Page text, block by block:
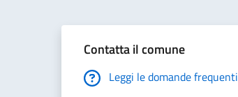
Contatta il comune
Leggi le domande frequenti